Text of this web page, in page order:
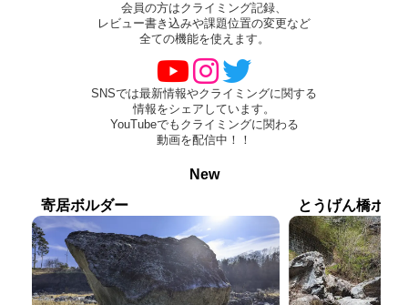
会員の方はクライミング記録、
レビュー書き込みや課題位置の変更など
全ての機能を使えます。
SNSでは最新情報やクライミングに関する
情報をシェアしています。
YouTubeでもクライミングに関わる
動画を配信中！！
New
寄居ボルダー
とうげん橋ボル